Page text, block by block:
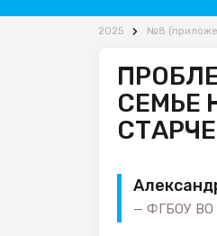
2025 №8
СЕМЬЕ
ФГБОУ ВО